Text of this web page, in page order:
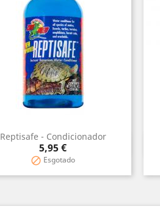
Reptisafe - Condicionador
Precio
5,95 €
 Esgotado
Vista rápida